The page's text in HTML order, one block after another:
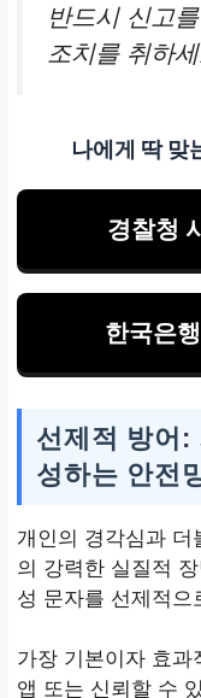
반드시 신고
조치를 취하
나에게 딱 맞
경찰청
한국은
선제적 방어:
성하는 안전
개인의 경각심과
의 강력한 실질적
성 문자를 선제적으
가장 기본이자 효과
앱 또는 신뢰할 수